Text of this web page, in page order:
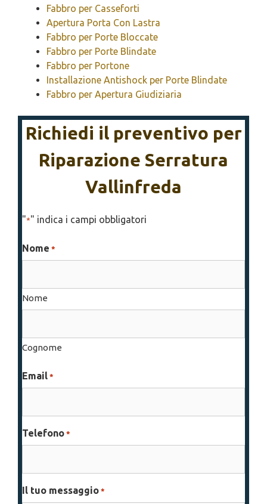
Fabbro per Casseforti
Apertura Porta Con Lastra
Fabbro per Porte Bloccate
Fabbro per Porte Blindate
Fabbro per Portone
Installazione Antishock per Porte Blindate
Fabbro per Apertura Giudiziaria
Richiedi il preventivo per
Riparazione Serratura
Vallinfreda
"*" indica i campi obbligatori
Nome *
Nome
Cognome
Email *
Telefono *
Il tuo messaggio *